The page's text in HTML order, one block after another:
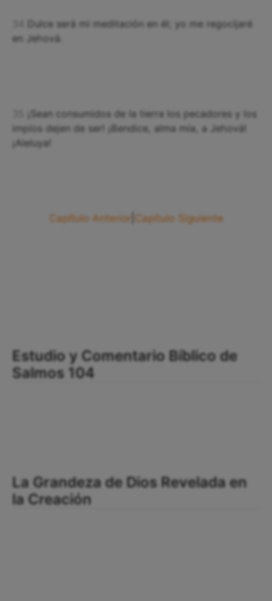
Dulce será mi meditación en él; yo me regocijaré
en Jehová.
¡Sean consumidos de la tierra los pecadores y los
impíos dejen de ser! ¡Bendice, alma mía, a Jehová!
¡Aleluya!
Capítulo Anterior Capítulo Siguiente
Estudio y Comentario Bíblico de
Salmos 104
La Grandeza de Dios Revelada en
la Creación